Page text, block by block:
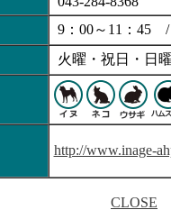
9：00～11：45
火曜・祝日・日
http://www.inage-
CLOSE